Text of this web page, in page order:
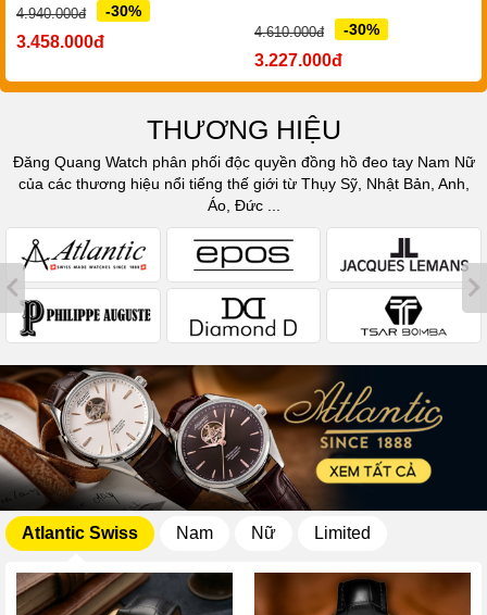
4.940.000đ -30%
3.458.000đ
4.610.000đ -30%
3.227.000đ
THƯƠNG HIỆU
Đăng Quang Watch phân phối độc quyền đồng hồ đeo tay Nam Nữ
của các thương hiệu nổi tiếng thế giới từ Thụy Sỹ, Nhật Bản, Anh,
Áo, Đức ...
Atlantic Swiss Nam Nữ Limited